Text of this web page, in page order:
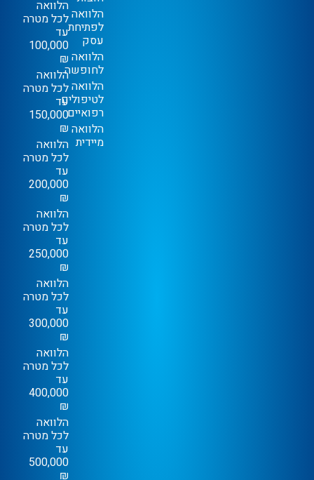
הלוואה
לפתיחת
עסק
הלוואה
לחופשה
הלוואה
לטיפולים
רפואיים
הלוואה
מיידית
הלוואה
לכל מטרה
עד
100,000
₪
הלוואה
לכל מטרה
עד
150,000
₪
הלוואה
לכל מטרה
עד
200,000
₪
הלוואה
לכל מטרה
עד
250,000
₪
הלוואה
לכל מטרה
עד
300,000
₪
הלוואה
לכל מטרה
עד
400,000
₪
הלוואה
לכל מטרה
עד
500,000
₪